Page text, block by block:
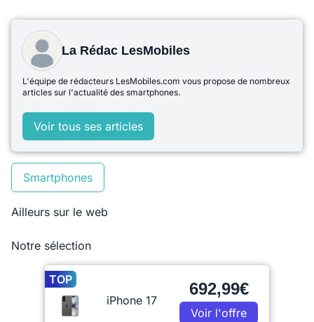
La Rédac LesMobiles
L'équipe de rédacteurs LesMobiles.com vous propose de nombreux
articles sur l'actualité des smartphones.
Voir tous ses articles
Smartphones
Ailleurs sur le web
Notre sélection
TOP
iPhone 17
692,99€
Voir l'offre